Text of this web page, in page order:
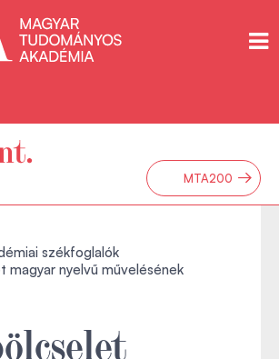
MTA200 →
székfoglalók
magyar nyelvű művelésének